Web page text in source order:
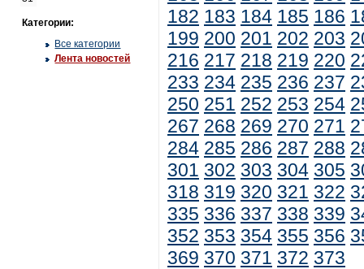
Категории:
Все категории
Лента новостей
182 183 184 185 186
199 200 201 202 203
216 217 218 219 220
233 234 235 236 237
250 251 252 253 254
267 268 269 270 271
284 285 286 287 288
301 302 303 304 305
318 319 320 321 322
335 336 337 338 339
352 353 354 355 356
369 370 371 372 373